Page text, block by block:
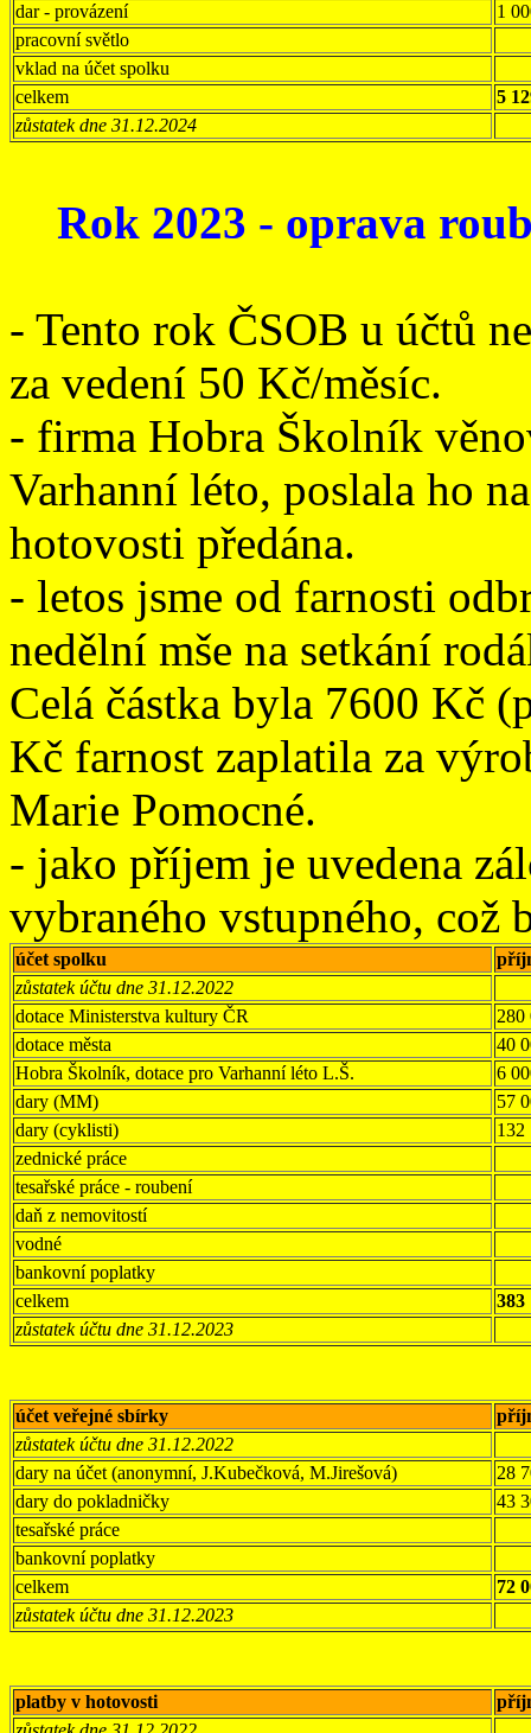
dar - provázení
1
pracovní světlo
vklad na účet spolku
celkem
5
zůstatek dne 31.12.2024
Rok 2023 - oprava
- Tento rok ČSOB u účtů
za vedení 50 Kč/měsíc.
- firma Hobra Školník
Varhanní léto, poslala ho
hotovosti předána.
- letos jsme od farnosti
nedělní mše na setkání
Celá částka byla 7600 Kč
Kč farnost zaplatila za
Marie Pomocné.
- jako příjem je uvedena
vybraného vstupného, což
účet spolku
zůstatek účtu dne 31.12.2022
dotace Ministerstva kultury ČR
280
dotace města
40
Hobra Školník, dotace pro Varhanní léto L.Š.
6
dary (MM)
57
dary (cyklisti)
132
zednické práce
tesařské práce - roubení
daň z nemovitostí
vodné
bankovní poplatky
celkem
383
zůstatek účtu dne 31.12.2023
účet veřejné sbírky
zůstatek účtu dne 31.12.2022
dary na účet (anonymní, J.Kubečková, M.Jirešová)
28
dary do pokladničky
43
tesařské práce
bankovní poplatky
celkem
72
zůstatek účtu dne 31.12.2023
platby v hotovosti